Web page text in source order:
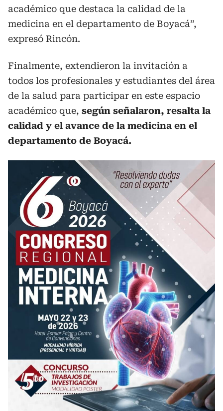
académico que destaca la calidad de la
medicina en el departamento de Boyacá”,
expresó Rincón.
Finalmente, extendieron la invitación a
todos los profesionales y estudiantes del área
de la salud para participar en este espacio
académico que, según señalaron, resalta la
calidad y el avance de la medicina en el
departamento de Boyacá.